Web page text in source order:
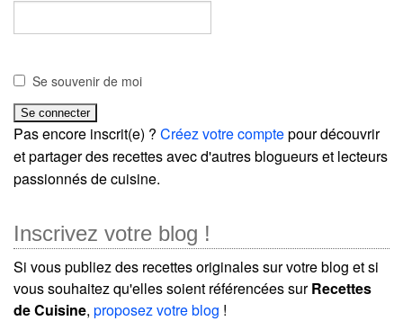
Se souvenir de moi
Pas encore inscrit(e) ? Créez votre comptepour découvrir
et partager des recettes avec d'autres blogueurs et lecteurs
passionnés de cuisine.
Inscrivez votre blog !
Si vous publiez des recettes originales sur votre blog et si
vous souhaitez qu'elles soient référencées surRecettes
de Cuisine, proposez votre blog !